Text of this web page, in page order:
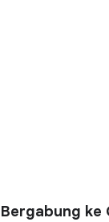
Bergabung ke